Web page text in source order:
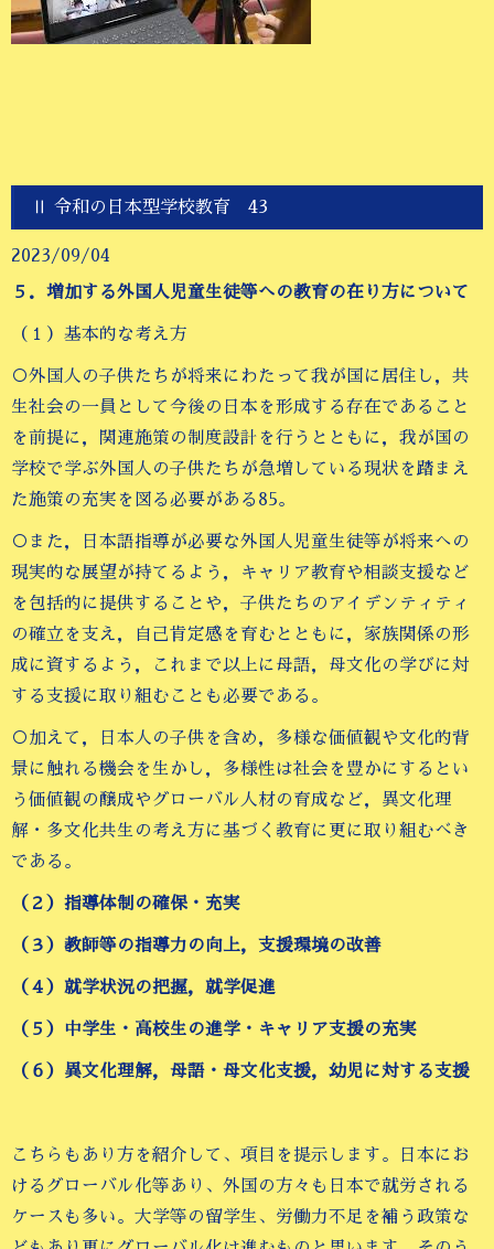
Ⅱ 令和の日本型学校教育 43
2023/09/04
５．増加する外国人児童生徒等への教育の在り方について
（１）基本的な考え方
○外国人の子供たちが将来にわたって我が国に居住し，共
生社会の一員として今後の日本を形成する存在であること
を前提に，関連施策の制度設計を行うとともに，我が国の
学校で学ぶ外国人の子供たちが急増している現状を踏まえ
た施策の充実を図る必要がある85。
○また，日本語指導が必要な外国人児童生徒等が将来への
現実的な展望が持てるよう，キャリア教育や相談支援など
を包括的に提供することや，子供たちのアイデンティティ
の確立を支え，自己肯定感を育むとともに，家族関係の形
成に資するよう，これまで以上に母語，母文化の学びに対
する支援に取り組むことも必要である。
○加えて，日本人の子供を含め，多様な価値観や文化的背
景に触れる機会を生かし，多様性は社会を豊かにするとい
う価値観の醸成やグローバル人材の育成など，異文化理
解・多文化共生の考え方に基づく教育に更に取り組むべき
である。
（２）指導体制の確保・充実
（３）教師等の指導力の向上，支援環境の改善
（４）就学状況の把握，就学促進
（５）中学生・高校生の進学・キャリア支援の充実
（６）異文化理解，母語・母文化支援，幼児に対する支援
こちらもあり方を紹介して、項目を提示します。日本にお
けるグローバル化等あり、外国の方々も日本で就労される
ケースも多い。大学等の留学生、労働力不足を補う政策な